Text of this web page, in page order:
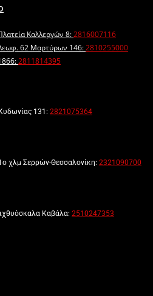
Καλλεργών 8:2816007116
62 Μαρτύρων 146:2810255000
2811814395
131: 2821075364
χλμ Σερρών-Θεσσαλονίκη: 2321090700
Καβάλα: 2510247353